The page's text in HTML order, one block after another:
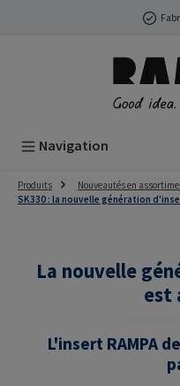
Passer au contenu principal
Navigation
Produits
Nouveautés en
SK330 : la nouvelle génération
La nouvelle
est
L'insert RAMPA